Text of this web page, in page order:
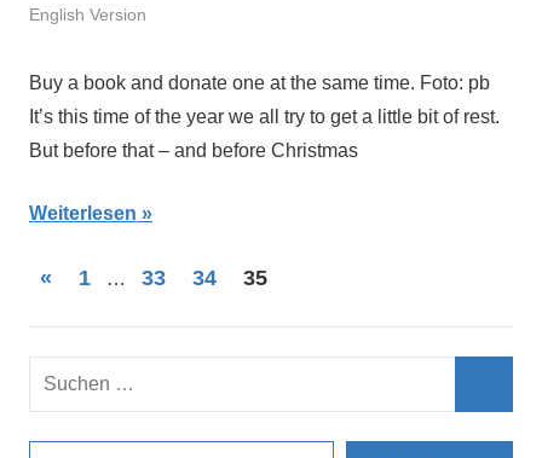
English Version
Buy a book and donate one at the same time. Foto: pb
It’s this time of the year we all try to get a little bit of rest.
But before that – and before Christmas
Weiterlesen
Seitennummerierung
der
Beiträge
« Vorherige
1 … 33 34 35
Suchen
E-Mail-Adresse